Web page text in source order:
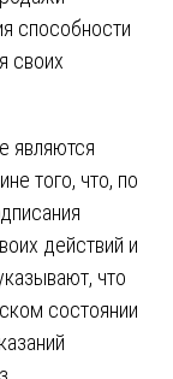
способности
своих
являются
того, что, по
действий и
что
состоянии